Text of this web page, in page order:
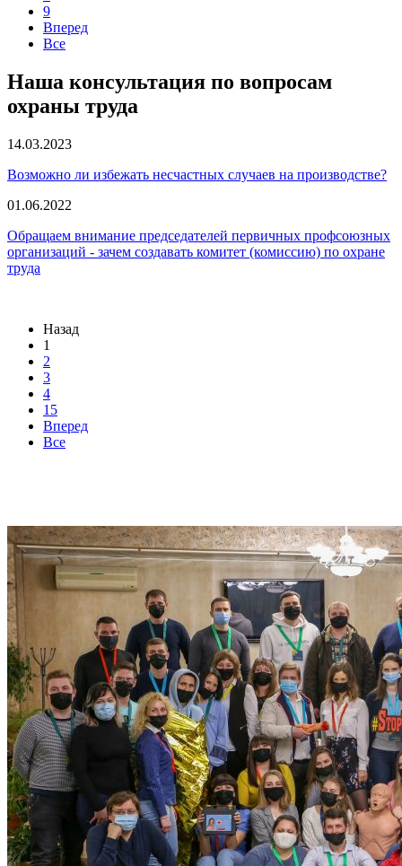
9
Вперед
Все
Наша консультация по вопросам
охраны труда
14.03.2023
Возможно ли избежать несчастных случаев на производстве?
01.06.2022
Обращаем внимание председателей первичных профсоюзных
организаций - зачем создавать комитет (комиссию) по охране
труда
Назад
1
2
3
4
15
Вперед
Все